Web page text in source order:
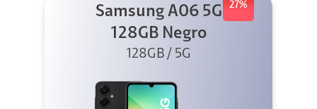
27%
Samsung A06 5G
128GB Negro
128GB / 5G